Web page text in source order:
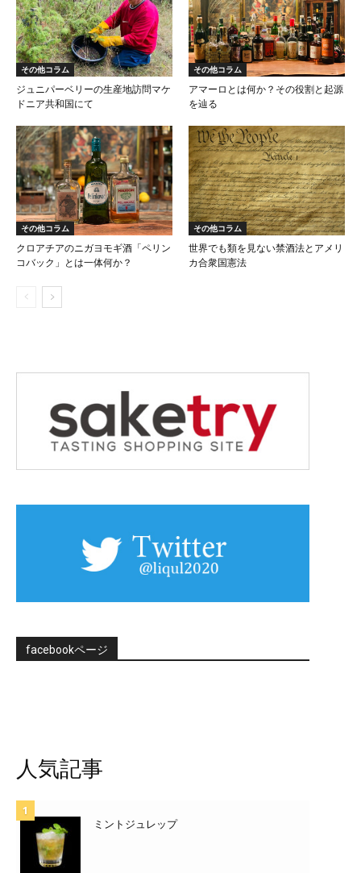
その他コラム
ジュニパーベリーの生産地訪問マケ
ドニア共和国にて
その他コラム
アマーロとは何か？その役割と起源
を辿る
その他コラム
クロアチアのニガヨモギ酒「ペリン
コバック」とは一体何か？
その他コラム
世界でも類を見ない禁酒法とアメリ
カ合衆国憲法
facebookページ
人気記事
ミントジュレップ